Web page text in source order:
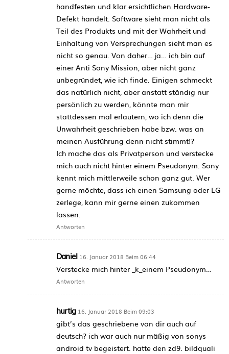
handfesten und klar ersichtlichen Hardware-
Defekt handelt. Software sieht man nicht als
Teil des Produkts und mit der Wahrheit und
Einhaltung von Versprechungen sieht man es
nicht so genau. Von daher… ja… ich bin auf
einer Anti Sony Mission, aber nicht ganz
unbegründet, wie ich finde. Einigen schmeckt
das natürlich nicht, aber anstatt ständig nur
persönlich zu werden, könnte man mir
stattdessen mal erläutern, wo ich denn die
Unwahrheit geschrieben habe bzw. was an
meinen Ausführung denn nicht stimmt!?
Ich mache das als Privatperson und verstecke
mich auch nicht hinter einem Pseudonym. Sony
kennt mich mittlerweile schon ganz gut. Wer
gerne möchte, dass ich einen Samsung oder LG
zerlege, kann mir gerne einen zukommen
lassen.
Antworten
Daniel 16. Januar 2018 Beim 06:44
Verstecke mich hinter _k_einem Pseudonym…
Antworten
hurtig 16. Januar 2018 Beim 09:03
gibt’s das geschriebene von dir auch auf
deutsch? ich war auch nur mäßig von sonys
android tv begeistert. hatte den zd9. bildquali